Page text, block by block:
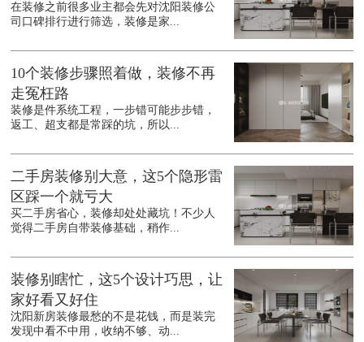
在装修之前很多业主都会先对沈阳装修公
司口碑排行进行筛选，装修是家...
10个装修步骤照着做，装修不再
走冤枉路
装修是件系统工程，一步错可能步步错，
返工、超支都是常踩的坑，所以...
二手房装修别大意，这5个隐形雷
区踩一个就亏大
买二手房省心，装修却处处藏坑！不少人
觉得二手房自带装修基础，稍作...
装修别瞎忙，这5个设计巧思，让
家好看又好住
沈阳新房装修最愁的不是花钱，而是装完
发现中看不中用，收纳不够、动...